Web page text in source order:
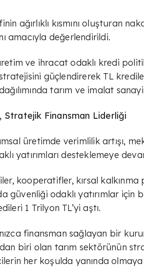
ağırlıklı kısmını oluşturan
amacıyla değerlendirildi.
ve ihracat odaklı kredi
güçlendirerek TL
tarım ve imalat
Stratejik Finansman Liderliği
üretimde verimlilik artışı,
yatırımları desteklemeye
kooperatifler, kırsal
güvenliği odaklı yatırımlar
1 Trilyon TL’yi aştı.
finansman sağlayan bir
biri olan tarım sektörünün
her koşulda yanında